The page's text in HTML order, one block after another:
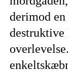
derimod en